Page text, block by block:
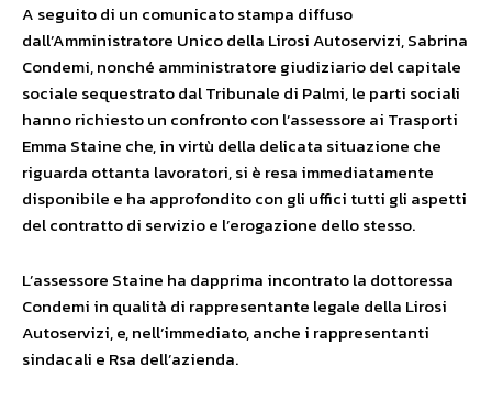
A seguito di un comunicato stampa diffuso
dall’Amministratore Unico della Lirosi Autoservizi, Sabrina
Condemi, nonché amministratore giudiziario del capitale
sociale sequestrato dal Tribunale di Palmi, le parti sociali
hanno richiesto un confronto con l’assessore ai Trasporti
Emma Staine che, in virtù della delicata situazione che
riguarda ottanta lavoratori, si è resa immediatamente
disponibile e ha approfondito con gli uffici tutti gli aspetti
del contratto di servizio e l’erogazione dello stesso.
L’assessore Staine ha dapprima incontrato la dottoressa
Condemi in qualità di rappresentante legale della Lirosi
Autoservizi, e, nell’immediato, anche i rappresentanti
sindacali e Rsa dell’azienda.